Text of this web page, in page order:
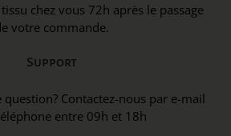
chez vous 72h après le passage
votre commande.
Support
question? Contactez-nous par e-mail
entre 09h et 18h